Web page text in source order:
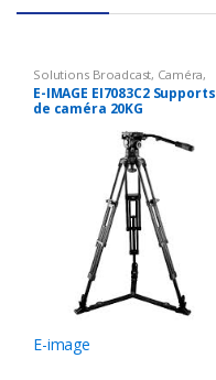
Solutions Broadcast, Caméra,
Accessoires Caméra,Support
E-IMAGE EI7083C2 Supports
de caméra 20KG
E-image